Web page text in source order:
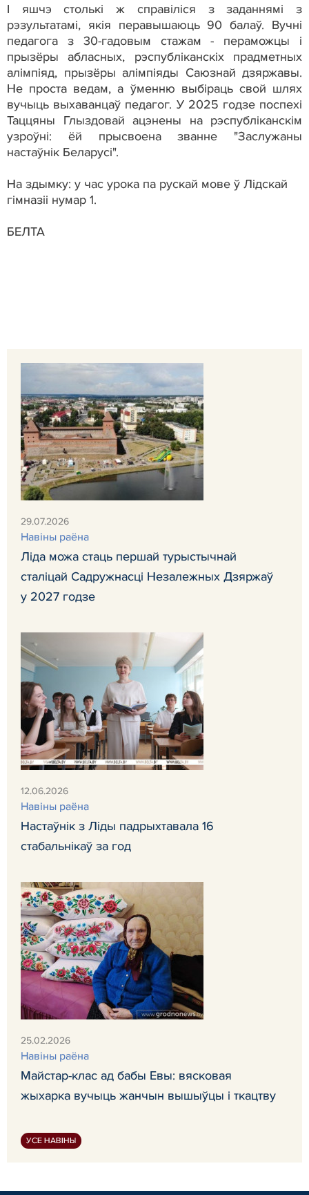
І яшчэ столькі ж справіліся з заданнямі з
рэзультатамі, якія перавышаюць 90 балаў. Вучні
педагога з 30-гадовым стажам - пераможцы і
прызёры абласных, рэспубліканскіх прадметных
алімпіяд, прызёры алімпіяды Саюзнай дзяржавы.
Не проста ведам, а ўменню выбіраць свой шлях
вучыць выхаванцаў педагог. У 2025 годзе поспехі
Таццяны Глыздовай ацэнены на рэспубліканскім
узроўні: ёй прысвоена званне "Заслужаны
настаўнік Беларусі".
На здымку: у час урока па рускай мове ў Лідскай
гімназіі нумар 1.
БЕЛТА
29.07.2026
Навiны раёна
Ліда можа стаць першай турыстычнай
сталіцай Садружнасці Незалежных Дзяржаў
у 2027 годзе
12.06.2026
Навiны раёна
Настаўнік з Ліды падрыхтавала 16
стабальнікаў за год
25.02.2026
Навiны раёна
Майстар-клас ад бабы Евы: вясковая
жыхарка вучыць жанчын вышыўцы і ткацтву
УСЕ НАВІНЫ